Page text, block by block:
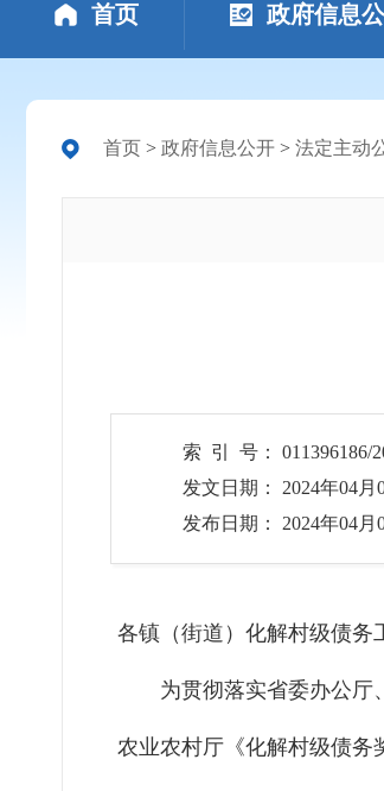
首页 政府信息
首页 > 政府信息公开 > 法定主动
索 引 号： 011396186/
发文日期： 2024年04月
发布日期： 2024年04月
各镇（街道）化解村级债务
为贯彻落实省委办公厅、
农业农村厅《化解村级债务